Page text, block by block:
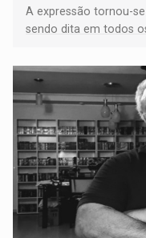
A expressão tornou-
sendo dita em todos